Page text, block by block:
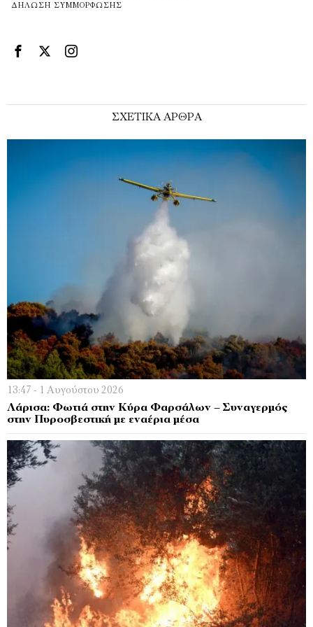
ΔΉΛΩΣΗ ΣΥΜΜΌΡΦΩΣΗΣ
ΣΧΕΤΙΚΑ ΑΡΘΡΑ
13:47 - 1 Αυγούστου 2026
Λάρισα: Φωτιά στην Κύρα Φαρσάλων – Συναγερμός
στην Πυροσβεστική με εναέρια μέσα